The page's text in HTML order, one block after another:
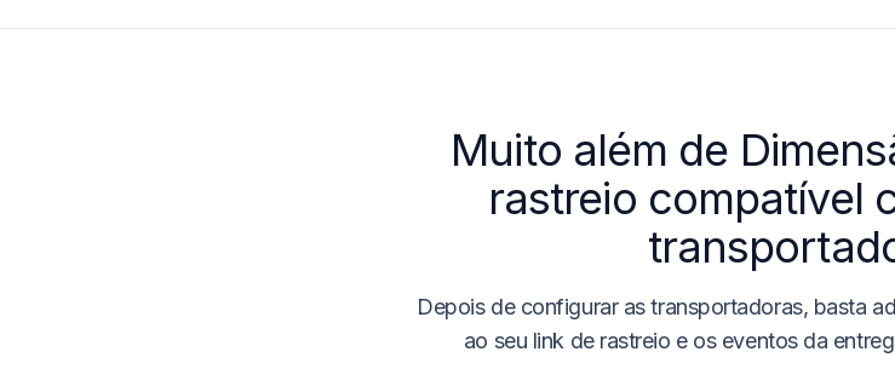
Muito além de
rastreio compatível
Depois de configurar as transportadoras, basta
ao seu link de rastreio e os eventos da